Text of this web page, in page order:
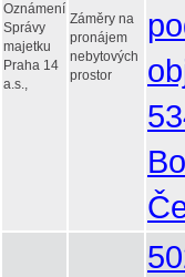
Oznámení
Správy
majetku
Praha 14
a.s.,
Záměry na
pronájem
nebytových
prostor